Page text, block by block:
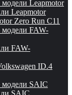
Leapmotor
Leapmotor
Zero Run C11
модели FAW-
FAW-
ID.4
модели SAIC
SAIC